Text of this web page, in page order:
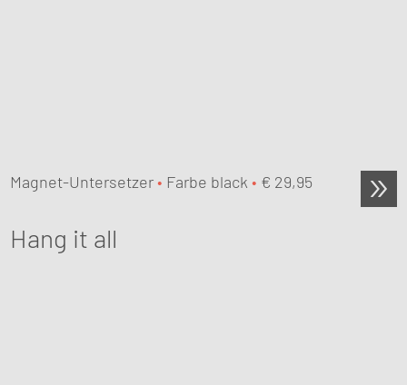
Magnet-Untersetzer • Farbe black • € 29,95
Hang it all